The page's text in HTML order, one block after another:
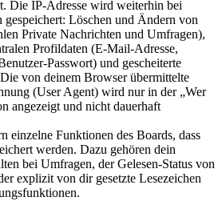
Die IP-Adresse wird weiterhin bei
Löschen und Ändern von
Private Nachrichten und Umfragen),
Profildaten (E-Mail-Adresse,
Passwort) und gescheiterte
von deinem Browser übermittelte
(User Agent) wird nur in der „Wer
angezeigt und nicht dauerhaft
einzelne Funktionen des Boards, dass
werden. Dazu gehören dein
bei Umfragen, der Gelesen-Status von
explizit von dir gesetzte Lesezeichen